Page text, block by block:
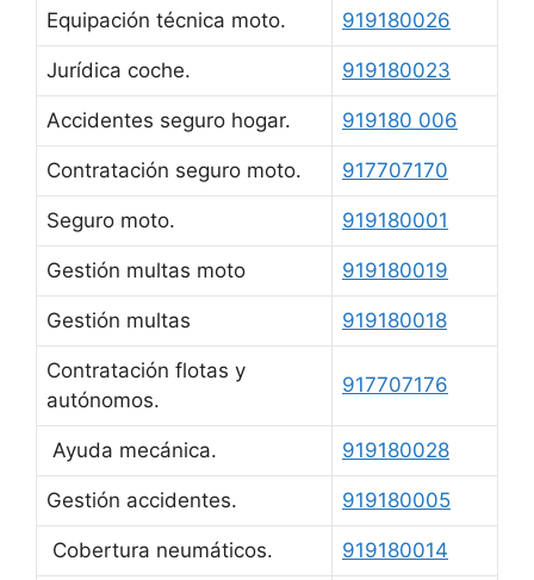
Equipación técnica moto. 919180026
Jurídica coche. 919180023
Accidentes seguro hogar. 919180 006
Contratación seguro moto. 917707170
Seguro moto. 919180001
Gestión multas moto 919180019
Gestión multas 919180018
Contratación flotas y
autónomos.
917707176
Ayuda mecánica. 919180028
Gestión accidentes. 919180005
Cobertura neumáticos. 919180014